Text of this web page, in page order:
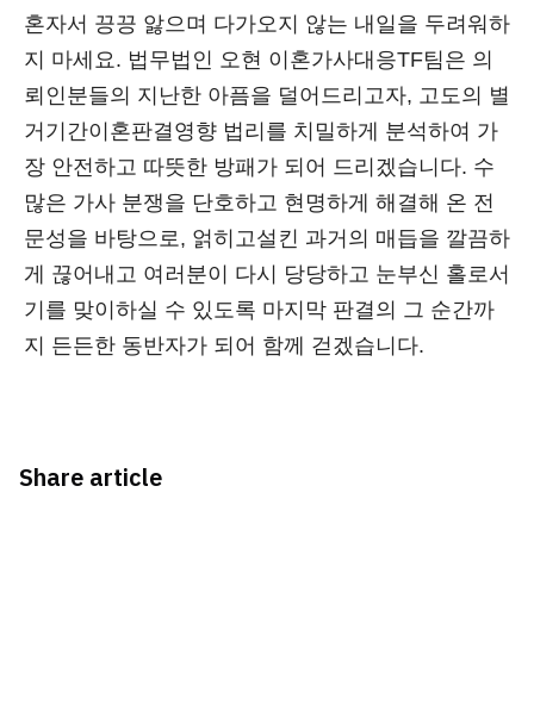
혼자서 끙끙 앓으며 다가오지 않는 내일을 두려워하
지 마세요. 법무법인 오현 이혼가사대응TF팀은 의
뢰인분들의 지난한 아픔을 덜어드리고자, 고도의 별
거기간이혼판결영향 법리를 치밀하게 분석하여 가
장 안전하고 따뜻한 방패가 되어 드리겠습니다. 수
많은 가사 분쟁을 단호하고 현명하게 해결해 온 전
문성을 바탕으로, 얽히고설킨 과거의 매듭을 깔끔하
게 끊어내고 여러분이 다시 당당하고 눈부신 홀로서
기를 맞이하실 수 있도록 마지막 판결의 그 순간까
지 든든한 동반자가 되어 함께 걷겠습니다.
Share article